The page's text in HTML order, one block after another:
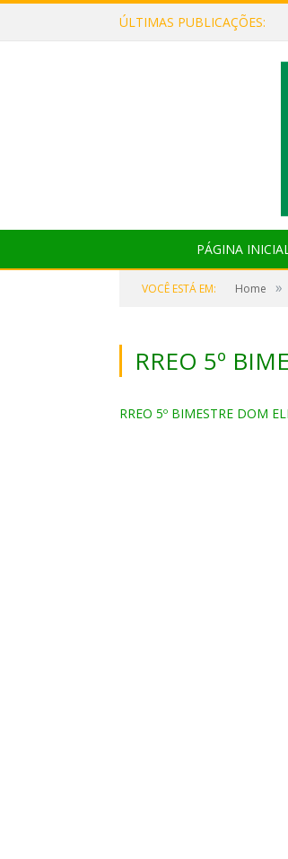
ÚLTIMAS PUBLICAÇÕES:
PÁGINA
VOCÊ ESTÁ EM: Home »
RREO 5º
RREO 5º BIMESTRE DOM